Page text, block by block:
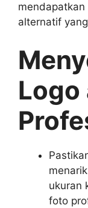
alternatif
Logo
ukuran
foto